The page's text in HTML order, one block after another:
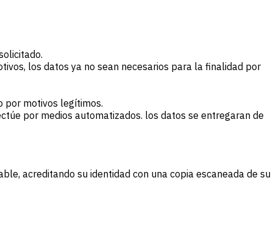
los datos ya no sean necesarios para la finalidad por
por motivos legítimos.
por medios automatizados. los datos se entregaran de
acreditando su identidad con una copia escaneada de su